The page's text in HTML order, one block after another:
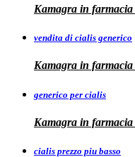
Kamagra in farmacia
vendita di cialis generico
Kamagra in
generico per cialis
Kamagra in farmacia
cialis prezzo piu basso